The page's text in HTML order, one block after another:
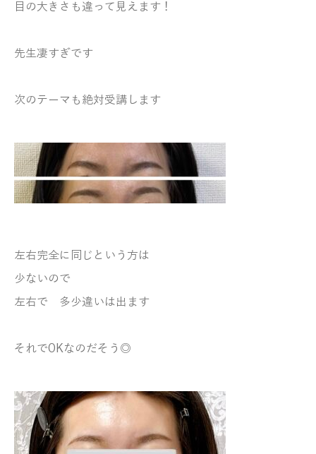
目の大きさも違って見えます！
先生凄すぎです
次のテーマも絶対受講します
左右完全に同じという方は
少ないので
左右で 多少違いは出ます
それでOKなのだそう◎